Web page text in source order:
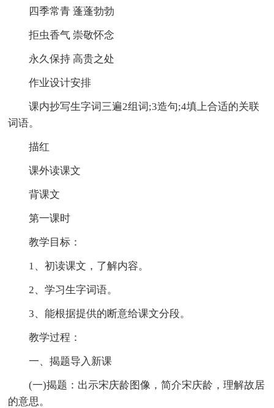
四季常青 蓬蓬勃勃
拒虫香气 崇敬怀念
永久保持 高贵之处
作业设计安排
课内抄写生字词三遍2组词;3造句;4填上合适的关联
词语。
描红
课外读课文
背课文
第一课时
教学目标：
1、初读课文，了解内容。
2、学习生字词语。
3、能根据提供的断意给课文分段。
教学过程：
一、揭题导入新课
(一)揭题：出示宋庆龄图像，简介宋庆龄，理解故居
的意思。